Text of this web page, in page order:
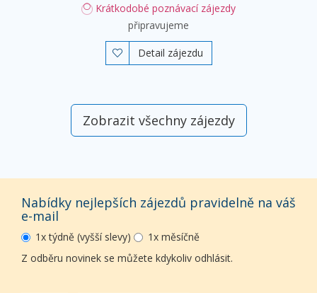
Krátkodobé poznávací zájezdy
připravujeme
 Detail zájezdu
Zobrazit všechny zájezdy
Nabídky nejlepších zájezdů pravidelně na váš
e-mail
1x týdně (vyšší slevy)
1x měsíčně
Z odběru novinek se můžete kdykoliv odhlásit.